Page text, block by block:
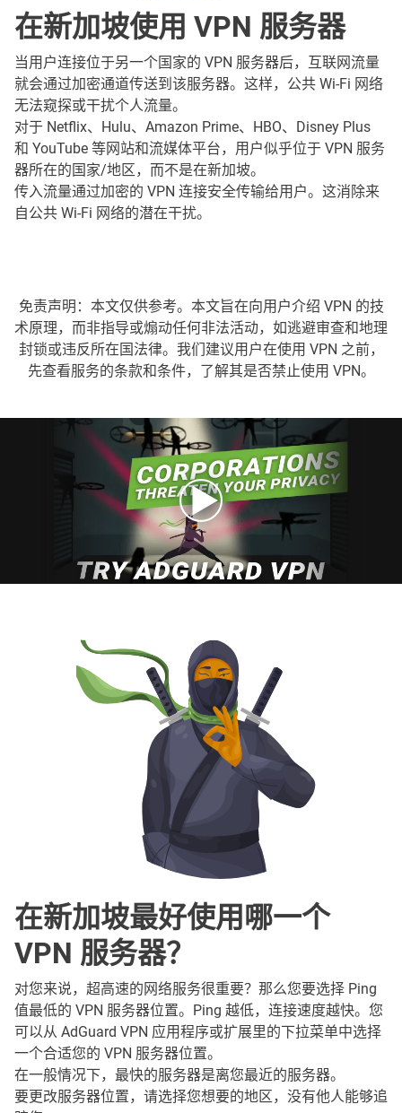
在新加坡使用 VPN 服务器
当用户连接位于另一个国家的 VPN 服务器后，互联网流量
就会通过加密通道传送到该服务器。这样，公共 Wi-Fi 网络
无法窥探或干扰个人流量。
对于 Netflix、Hulu、Amazon Prime、HBO、Disney Plus
和 YouTube 等网站和流媒体平台，用户似乎位于 VPN 服务
器所在的国家/地区，而不是在新加坡。
传入流量通过加密的 VPN 连接安全传输给用户。这消除来
自公共 Wi-Fi 网络的潜在干扰。
免责声明：本文仅供参考。本文旨在向用户介绍 VPN 的技
术原理，而非指导或煽动任何非法活动，如逃避审查和地理
封锁或违反所在国法律。我们建议用户在使用 VPN 之前，
先查看服务的条款和条件，了解其是否禁止使用 VPN。
在新加坡最好使用哪一个
VPN 服务器？
对您来说，超高速的网络服务很重要？那么您要选择 Ping
值最低的 VPN 服务器位置。Ping 越低，连接速度越快。您
可以从 AdGuard VPN 应用程序或扩展里的下拉菜单中选择
一个合适您的 VPN 服务器位置。
在一般情况下，最快的服务器是离您最近的服务器。
要更改服务器位置，请选择您想要的地区，没有他人能够追